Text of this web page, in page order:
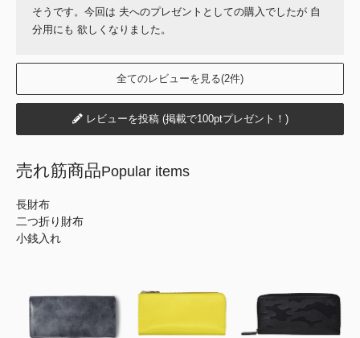
そうです。今回は 夫へのプレゼントとしての購入でしたが 自
分用にも 欲しくなりました。
全てのレビューを見る(2件)
レビューを投稿 (掲載で100ptプレゼント！)
売れ筋商品Popular items
長財布
二つ折り財布
小銭入れ